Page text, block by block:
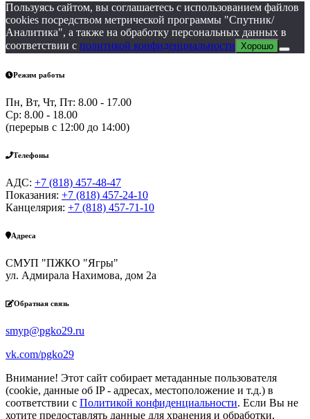
Пользуясь сайтом, вы соглашаетесь с использованием файлов
cookies посредством метрической программы "Спутник/
Аналитика", а также на обработку персональных данных в
соответствии с политикой конфиденциальности Хорошо
Режим работы
Пн, Вт, Чт, Пт: 8.00 - 17.00
Ср: 8.00 - 18.00
(перерыв с 12:00 до 14:00)
Телефоны
АДС: +7 (818) 457-48-47
Показания: +7 (818) 457-24-10
Канцелярия: +7 (818) 457-71-10
Адреса
СМУП "ПЖКО "Ягры"
ул. Адмирала Нахимова, дом 2а
Обратная связь
smyp@pgko29.ru
vk.com/pgko29
Внимание! Этот сайт собирает метаданные пользователя
(cookie, данные об IP - адресах, местоположение и т.д.) в
соответствии с Политикой конфиденциальности. Если Вы не
хотите предоставлять данные для хранения и обработки,